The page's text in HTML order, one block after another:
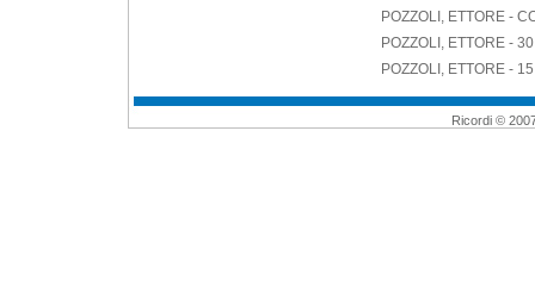
POZZOLI, ETTORE -
POZZOLI, ETTORE -
POZZOLI, ETTORE -
Ricordi ©